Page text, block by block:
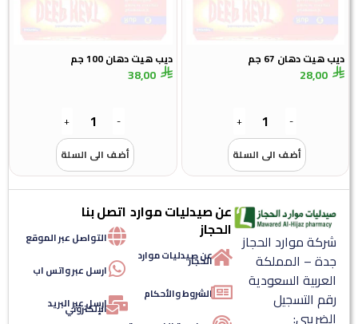
ديب هيت دهان 67 جم
28,00
-
+
أضف الى السلة
ديب هيت دهان 100 جم
38,00
-
+
أضف الى السلة
شركة موارد الحجاز
جدة – المملكة
العربية السعودية
رقم التسجيل
الضريبي:
عن صيدليات موارد
الحجاز
عن صيدليات موارد
الحجاز
الشروط والأحكام
اتصل بنا
التواصل عبر الموقع
ارسل عبر واتس اب
ارسل عبر البريد
الإلكتروني